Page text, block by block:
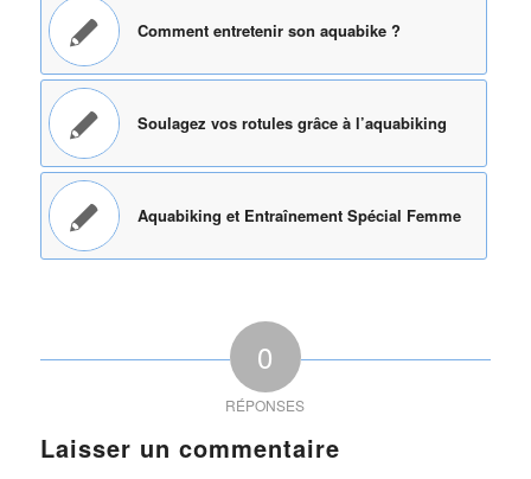
Comment entretenir son aquabike ?
Soulagez vos rotules grâce à l’aquabiking
Aquabiking et Entraînement Spécial Femme
0
RÉPONSES
Laisser un commentaire